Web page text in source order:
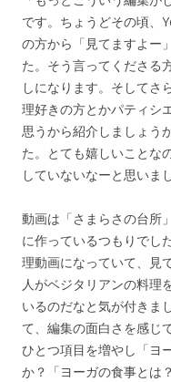
です。ちょうどその頃、
の方から「見てますよー
た。そう言ってくださる
しになります。そしてさ
理好きの方とかパティシ
思うから紹介しましょう
た。とても嬉しいことな
していないなーと思いま
動画は「さまらさの台所
に作っているつもりでし
理動画になっていて、見
人がベジタリアンの料理
いるのだなと気が付きま
て、編集の面白さを感じ
ひとつ項目を増やし「ヨ
か？「ヨーガの食事とは